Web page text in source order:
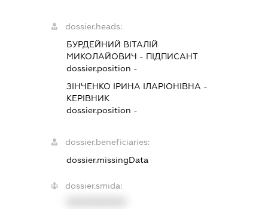
dossier.heads:
БУРДЕЙНИЙ ВІТАЛІЙ
МИКОЛАЙОВИЧ - ПІДПИСАНТ
dossier.position -
ЗІНЧЕНКО ІРИНА ІЛАРІОНІВНА -
КЕРІВНИК
dossier.position -
dossier.beneficiaries:
dossier.missingData
dossier.smida: